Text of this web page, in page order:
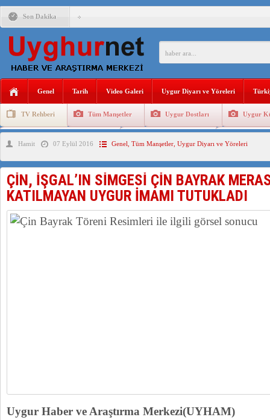
Son Dakika
ÇİN’İN “GÜVENLİK”SÖYLEMİ İLE DOĞU TÜRKİSTAN’DA
ANAHTAR PARTİ GENEL BAŞKANI AĞIRALİOĞLU :
DİYANET AKADEMİSİ BAŞKANI DOÇ.DR.KAAN : DOĞU
150 YILDIR KAYNAYAN YARAMIZ : ÇİN İŞGALİNDEKİ
ÇİN’İN UYGUR POLİTİKALARINI ÖVEN DİYANET
Genel Tarih Video Galeri Uygur Diyarı ve Yöreleri
TV Rehberi Tüm Manşetler Uygur Dostları Uygur
Uygurlarda Düğün ve Cenaze
Hamit 07 Eylül 2016 Genel Tüm Manşetler Uygur Diyarı ve Yöreleri
ÇİN, İŞGAL’IN SİMGESİ ÇİN BAYRAK
KATILMAYAN UYGUR İMAMI TUTUKLADI
Uygur Haber ve Araştırma Merkezi(UYHAM)